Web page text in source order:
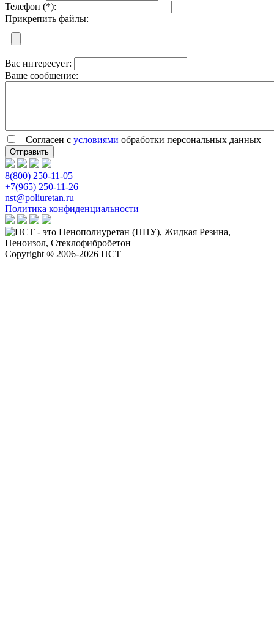
Телефон (*):
Прикрепить файлы:
Вас интересует:
Ваше сообщение:
Согласен с условиями обработки персональных данных
8(800) 250-11-05
+7(965) 250-11-26
nst@poliuretan.ru
Политика конфиденциальности
Copyright ® 2006-2026 НСТ